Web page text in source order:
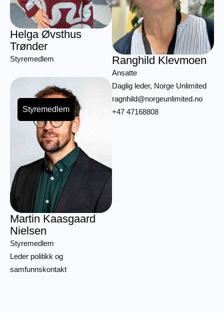
Helga Øvsthus
Trønder
Styremedlem
Styremedlem
Martin Kaasgaard
Nielsen
Styremedlem
Leder politikk og
samfunnskontakt
Ranghild Klevmoen
Ansatte
Daglig leder, Norge Unlimited
ragnhild@norgeunlimited.no
+47 47168808